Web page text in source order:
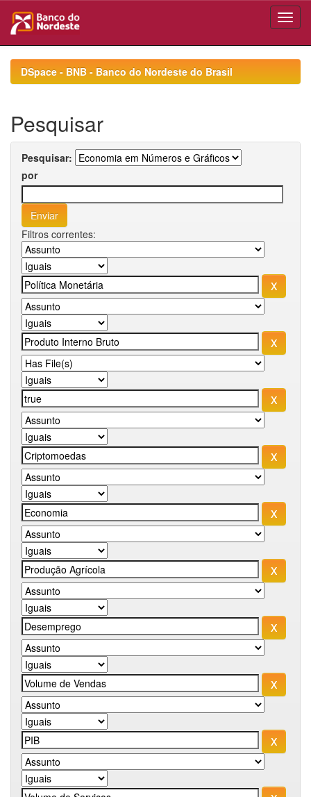
navigationDSpace - BNB - Banco do Nordeste do Brasil
Pesquisar
Pesquisar:
por
Filtros correntes: